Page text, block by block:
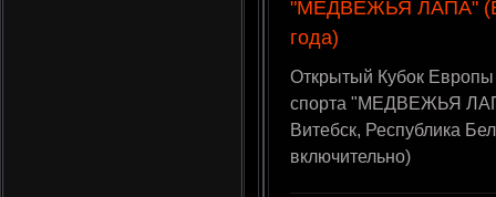
"МЕДВЕЖЬЯ ЛАПА"
года)
Открытый Кубок
спорта "МЕДВЕЖЬЯ
Витебск, Республика
включительно)